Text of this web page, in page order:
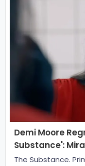
Demi Moore
Substance':
Tráiler
The Substance.